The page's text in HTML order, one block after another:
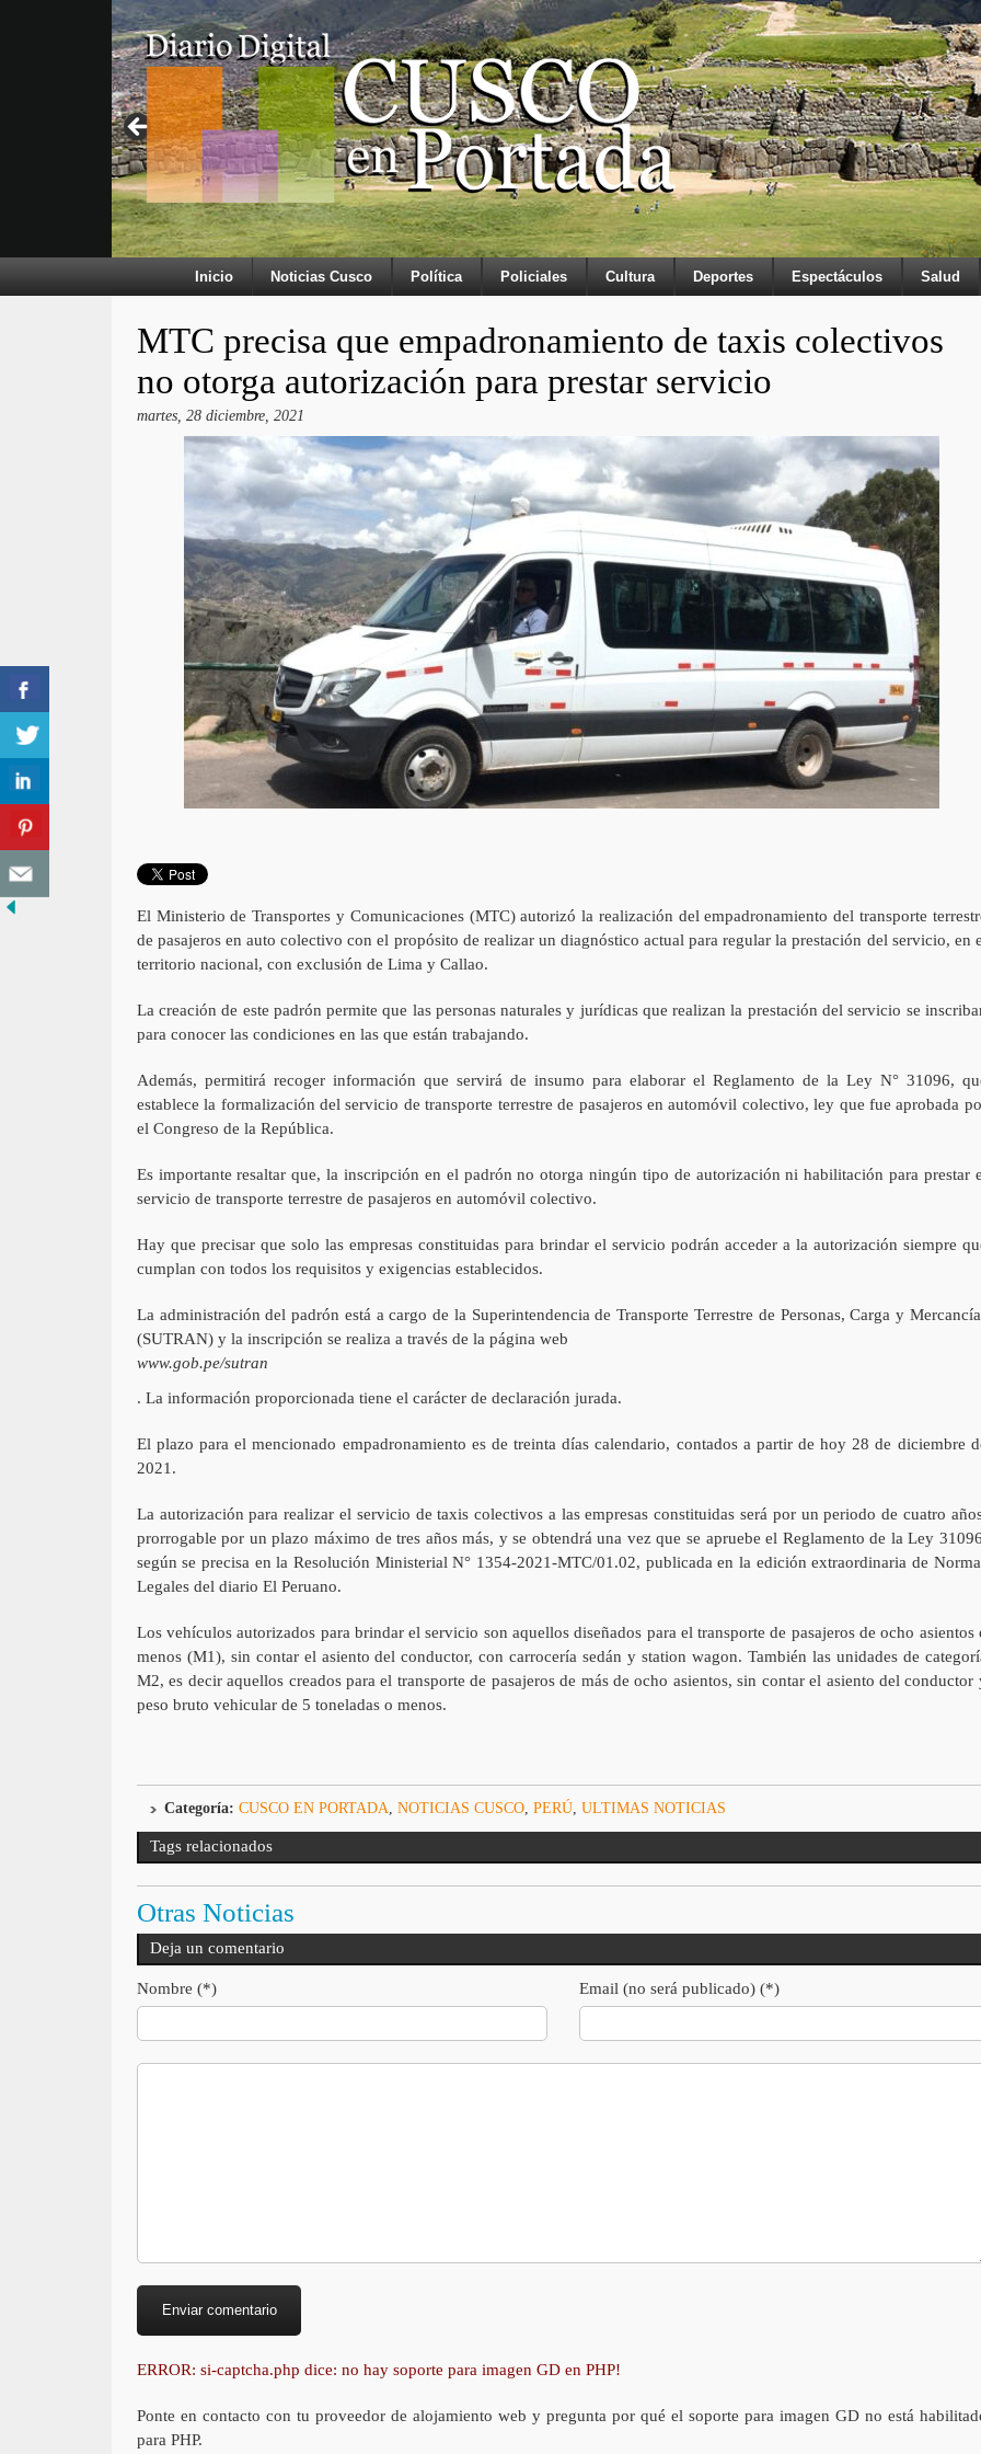
Inicio Noticias Cusco Política Policiales Cultura Deportes Espectáculos Salud
MTC precisa que empadronamiento de taxis colectivos
no otorga autorización para prestar servicio
martes, 28 diciembre, 2021
El Ministerio de Transportes y Comunicaciones (MTC) autorizó la realización del empadronamiento del transporte
de pasajeros en auto colectivo con el propósito de realizar un diagnóstico actual para regular la prestación del servicio, en
territorio nacional, con exclusión de Lima y Callao.
La creación de este padrón permite que las personas naturales y jurídicas que realizan la prestación del servicio se
para conocer las condiciones en las que están trabajando.
Además, permitirá recoger información que servirá de insumo para elaborar el Reglamento de la Ley N° 31096,
establece la formalización del servicio de transporte terrestre de pasajeros en automóvil colectivo, ley que fue aprobada
el Congreso de la República.
Es importante resaltar que, la inscripción en el padrón no otorga ningún tipo de autorización ni habilitación para prestar
servicio de transporte terrestre de pasajeros en automóvil colectivo.
Hay que precisar que solo las empresas constituidas para brindar el servicio podrán acceder a la autorización siempre
cumplan con todos los requisitos y exigencias establecidos.
La administración del padrón está a cargo de la Superintendencia de Transporte Terrestre de Personas, Carga y
(SUTRAN) y la inscripción se realiza a través de la página web
www.gob.pe/sutran
. La información proporcionada tiene el carácter de declaración jurada.
El plazo para el mencionado empadronamiento es de treinta días calendario, contados a partir de hoy 28 de diciembre
2021.
La autorización para realizar el servicio de taxis colectivos a las empresas constituidas será por un periodo de cuatro
prorrogable por un plazo máximo de tres años más, y se obtendrá una vez que se apruebe el Reglamento de la Ley
según se precisa en la Resolución Ministerial N° 1354-2021-MTC/01.02, publicada en la edición extraordinaria de
Legales del diario El Peruano.
Los vehículos autorizados para brindar el servicio son aquellos diseñados para el transporte de pasajeros de ocho asientos
menos (M1), sin contar el asiento del conductor, con carrocería sedán y station wagon. También las unidades de
M2, es decir aquellos creados para el transporte de pasajeros de más de ocho asientos, sin contar el asiento del conductor
peso bruto vehicular de 5 toneladas o menos.
Categoría: CUSCO EN PORTADA NOTICIAS CUSCO, PERÚ, ULTIMAS NOTICIAS
Tags relacionados
Otras Noticias
Deja un comentario
Nombre (*) Email (no será publicado) (*)
ERROR: si-captcha.php dice: no hay soporte para imagen GD en PHP!
Ponte en contacto con tu proveedor de alojamiento web y pregunta por qué el soporte para imagen GD no está
para PHP.